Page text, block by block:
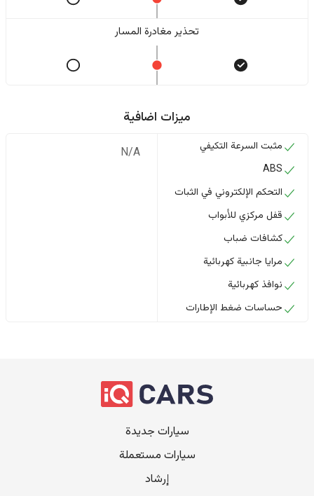
تحذير مغادرة المسار
ميزات اضافية
مثبت السرعة التكيفي
ABS
التحكم الإلكتروني في الثبات
قفل مركزي للأبواب
كشافات ضباب
مرايا جانبية كهربائية
نوافذ كهربائية
حساسات ضغط الإطارات
N/A
سيارات جديدة
سيارات مستعملة
إرشاد